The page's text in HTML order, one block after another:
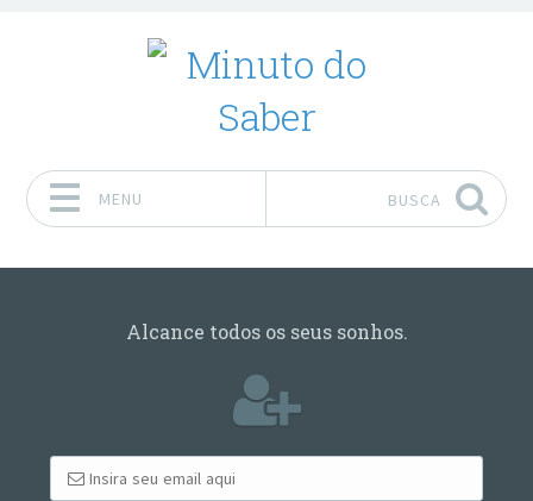
MENU BUSCA
Alcance todos os seus sonhos.